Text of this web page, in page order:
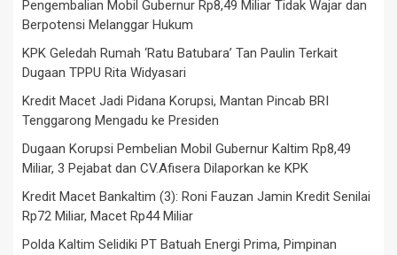
Pengembalian Mobil Gubernur Rp8,49 Miliar Tidak Wajar dan
Berpotensi Melanggar Hukum
KPK Geledah Rumah ‘Ratu Batubara’ Tan Paulin Terkait
Dugaan TPPU Rita Widyasari
Kredit Macet Jadi Pidana Korupsi, Mantan Pincab BRI
Tenggarong Mengadu ke Presiden
Dugaan Korupsi Pembelian Mobil Gubernur Kaltim Rp8,49
Miliar, 3 Pejabat dan CV.Afisera Dilaporkan ke KPK
Kredit Macet Bankaltim (3): Roni Fauzan Jamin Kredit Senilai
Rp72 Miliar, Macet Rp44 Miliar
Polda Kaltim Selidiki PT Batuah Energi Prima, Pimpinan